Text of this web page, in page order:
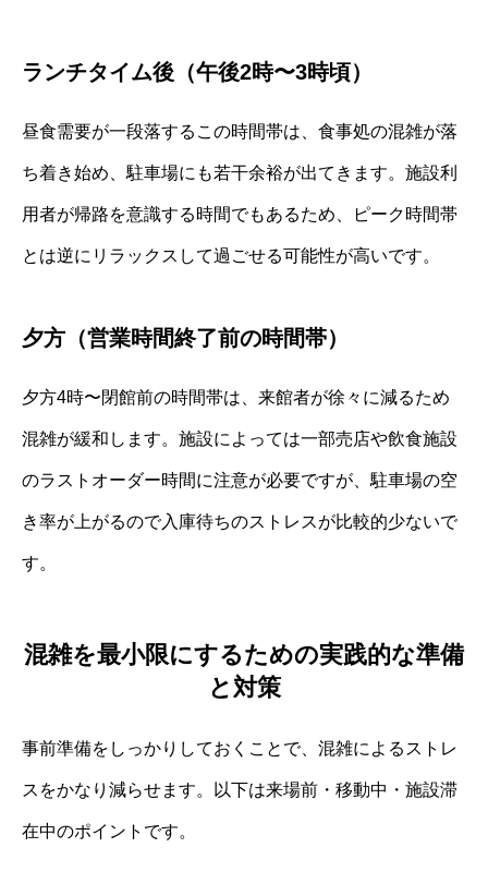
ランチタイム後（午後2時〜3時頃）
昼食需要が一段落するこの時間帯は、食事処の混雑が落
ち着き始め、駐車場にも若干余裕が出てきます。施設利
用者が帰路を意識する時間でもあるため、ピーク時間帯
とは逆にリラックスして過ごせる可能性が高いです。
夕方（営業時間終了前の時間帯）
夕方4時〜閉館前の時間帯は、来館者が徐々に減るため
混雑が緩和します。施設によっては一部売店や飲食施設
のラストオーダー時間に注意が必要ですが、駐車場の空
き率が上がるので入庫待ちのストレスが比較的少ないで
す。
混雑を最小限にするための実践的な準備
と対策
事前準備をしっかりしておくことで、混雑によるストレ
スをかなり減らせます。以下は来場前・移動中・施設滞
在中のポイントです。